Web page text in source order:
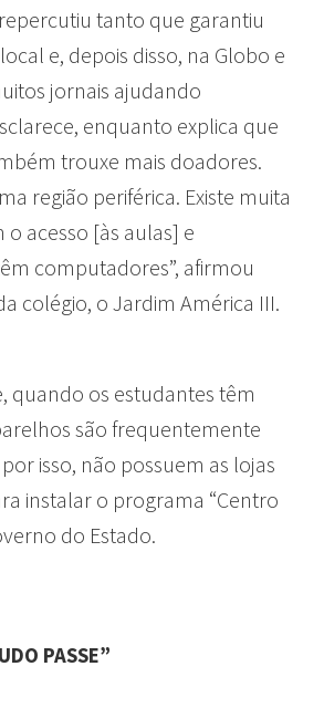
tanto que garantiu
e, depois disso, na Globo e
jornais ajudando
enquanto explica que
trouxe mais doadores.
região periférica. Existe muita
acesso [às aulas] e
computadores”, afirmou
colégio, o Jardim América III.
quando os estudantes têm
são frequentemente
isso, não possuem as lojas
instalar o programa “Centro
do Estado.
PASSE”